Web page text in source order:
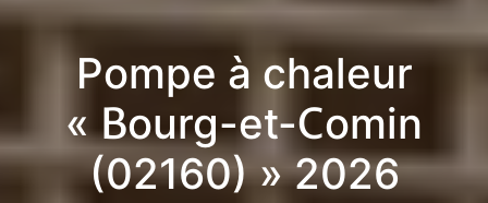
Pompe à chaleur
« Bourg-et-Comin
(02160) » 2026